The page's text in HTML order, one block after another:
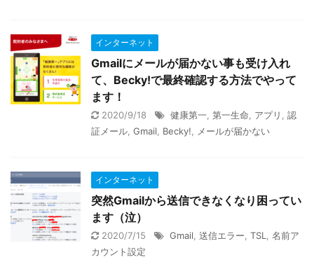
インターネット
Gmailにメールが届かない事も受け入れ
て、Becky!で最終確認する方法でやって
ます！
2020/9/18 健康第一 第一生命 アプリ
認
証メール Gmail Becky! メールが届かない
インターネット
突然Gmailから送信できなくなり困ってい
ます（泣）
2020/7/15 Gmail 送信エラー TSL
名前ア
カウント設定